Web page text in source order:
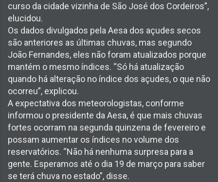
curso da cidade vizinha de São José dos Cordeiros”,
elucidou.
Os dados divulgados pela Aesa dos açudes secos
são anteriores as últimas chuvas, mas segundo
João Fernandes, eles não foram atualizados porque
mantém o mesmo índices. “Só há atualização
quando há alteração no índice dos açudes, o que não
ocorreu”, explicou.
A expectativa dos meteorologistas, conforme
informou o presidente da Aesa, é que mais chuvas
fortes ocorram na segunda quinzena de fevereiro e
possam aumentar os índices no volume dos
reservatórios. “Não há nenhuma surpresa para a
gente. Esperamos até o dia 19 de março para saber
se terá chuva no estado”, disse.